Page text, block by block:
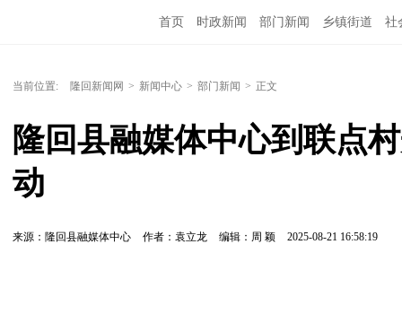
首页 时政新闻 部门新闻 乡镇街道 社
当前位置: 隆回新闻网 > 新闻中心 > 部门新闻 > 正文
隆回县融媒体中心到联点
动
来源：隆回县融媒体中心 作者：袁立龙 编辑：周 颖 2025-08-21 16:58:19